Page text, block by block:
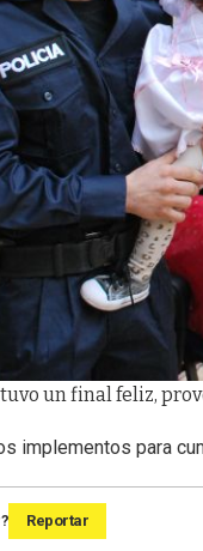
un final feliz,
implementos para
Reportar